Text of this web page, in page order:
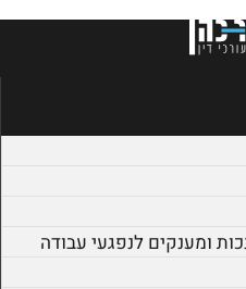
ומענקים לנפגעי עבודה